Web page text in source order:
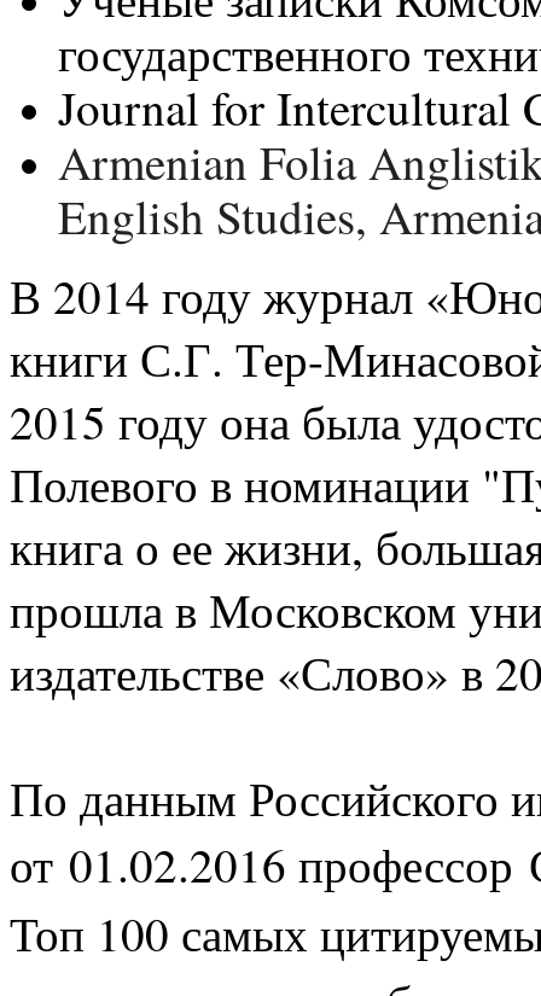
государственного
Journal for Intercultural
Armenian Folia
English Studies,
В 2014 году журнал
книги С.Г. Тер-
2015 году она была
Полевого в номинации
книга о ее жизни,
прошла в Московском
издательстве «Слово» в
По данным Российского
от 01.02.2016 профессор
Топ 100 самых